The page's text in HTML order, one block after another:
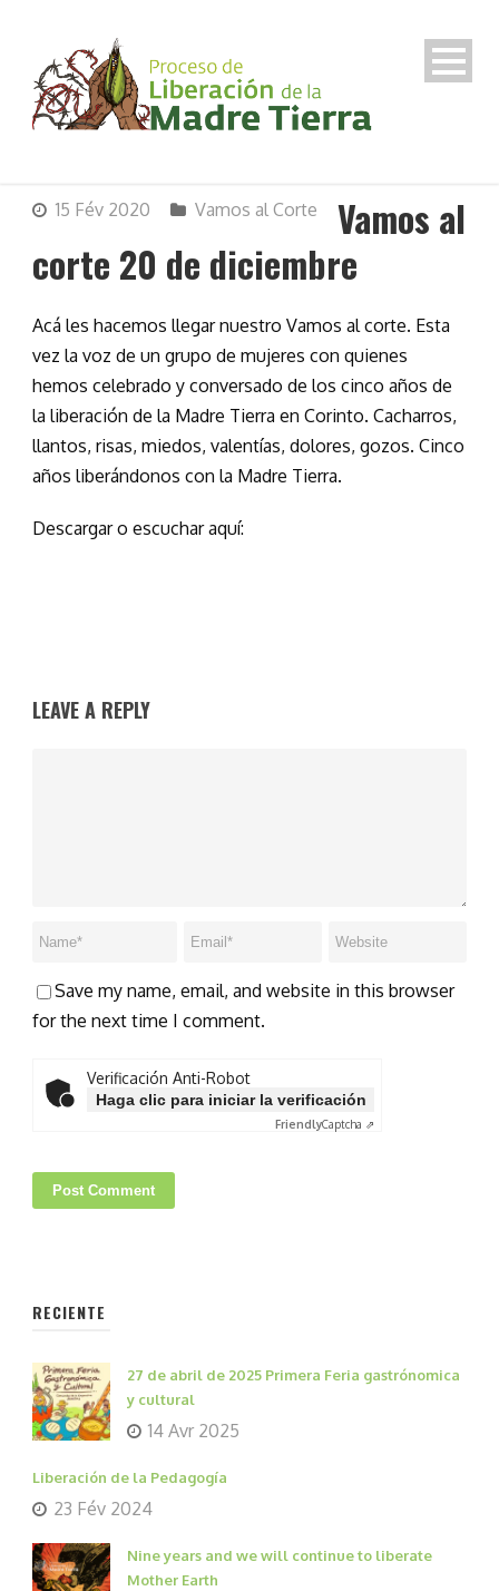
15 Fév 2020 Vamos al Corte
Vamos al
corte 20 de diciembre
Acá les hacemos llegar nuestro Vamos al corte. Esta
vez la voz de un grupo de mujeres con quienes
hemos celebrado y conversado de los cinco años de
la liberación de la Madre Tierra en Corinto. Cacharros,
llantos, risas, miedos, valentías, dolores, gozos. Cinco
años liberándonos con la Madre Tierra.
Descargar o escuchar aquí:
LEAVE A REPLY
Save my name, email, and website in this browser
for the next time I comment.
Verificación Anti-Robot
Haga clic para iniciar la verificación
FriendlyCaptcha ⇗
RECIENTE
27 de abril de 2025 Primera Feria gastrónomica
y cultural
14 Avr 2025
Liberación de la Pedagogía
23 Fév 2024
Nine years and we will continue to liberate
Mother Earth